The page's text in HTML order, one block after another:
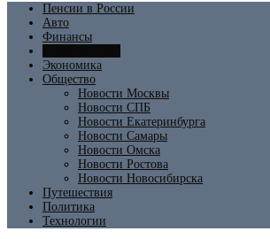
Пенсии в России
Авто
Финансы
Экономика
Общество
Новости Москвы
Новости СПБ
Новости Екатеринбурга
Новости Самары
Новости Омска
Новости Ростова
Новости Новосибирска
Путешествия
Политика
Технологии